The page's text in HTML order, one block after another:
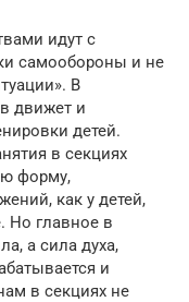
идут с
самообороны и не
В
движет и
детей.
в секциях
форму,
как у детей,
Но главное в
а сила духа,
и
в секциях не